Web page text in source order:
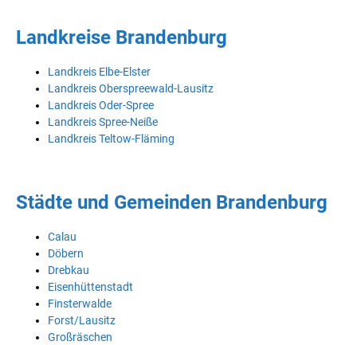
Landkreise Brandenburg
Landkreis Elbe-Elster
Landkreis Oberspreewald-Lausitz
Landkreis Oder-Spree
Landkreis Spree-Neiße
Landkreis Teltow-Fläming
Städte und Gemeinden Brandenburg
Calau
Döbern
Drebkau
Eisenhüttenstadt
Finsterwalde
Forst/Lausitz
Großräschen